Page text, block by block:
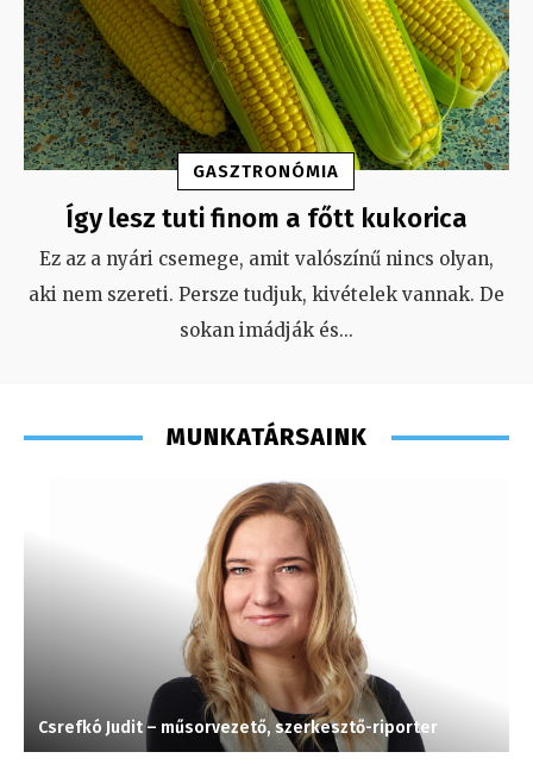
GASZTRONÓMIA
Így lesz tuti finom a főtt kukorica
Ez az a nyári csemege, amit valószínű nincs olyan,
aki nem szereti. Persze tudjuk, kivételek vannak. De
sokan imádják és...
MUNKATÁRSAINK
Csrefkó Judit – műsorvezető, szerkesztő-riporter